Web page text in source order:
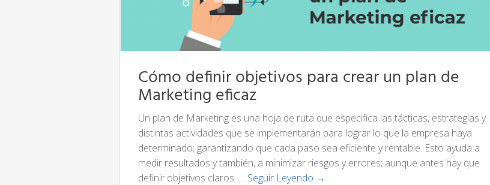
Cómo definir objetivos para crear un plan de
Marketing eficaz
Un plan de Marketing es una hoja de ruta que especifica las tácticas, estrategias y
distintas actividades que se implementarán para lograr lo que la empresa haya
determinado; garantizando que cada paso sea eficiente y rentable. Esto ayuda a
medir resultados y también, a minimizar riesgos y errores; aunque antes hay que
definir objetivos claros. … Seguir Leyendo →